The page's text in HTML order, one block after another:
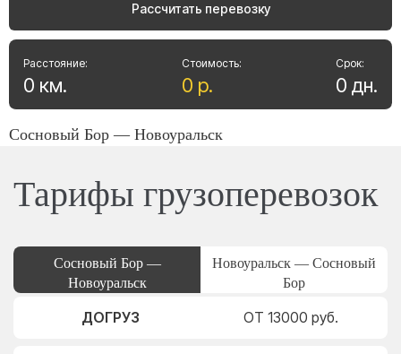
Рассчитать перевозку
Стоимость:
0 р.
Расстояние:
0 км.
Срок:
0 дн.
Сосновый Бор — Новоуральск
Тарифы грузоперевозок
Сосновый Бор —
Новоуральск
Новоуральск — Сосновый
Бор
ДОГРУЗ ОТ 13000 руб.